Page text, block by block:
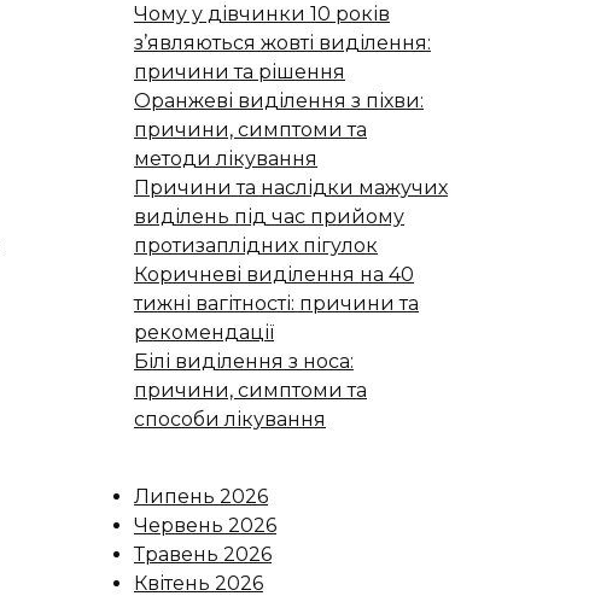
Чому у дівчинки 10 років
з’являються жовті виділення:
причини та рішення
Оранжеві виділення з піхви:
причини, симптоми та
методи лікування
Причини та наслідки мажучих
виділень під час прийому
протизаплідних пігулок
Коричневі виділення на 40
тижні вагітності: причини та
рекомендації
Білі виділення з носа:
причини, симптоми та
способи лікування
Липень 2026
Червень 2026
Травень 2026
Квітень 2026